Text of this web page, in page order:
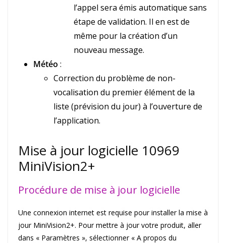
l’appel sera émis automatique sans
étape de validation. Il en est de
même pour la création d’un
nouveau message.
Météo :
Correction du problème de non-
vocalisation du premier élément de la
liste (prévision du jour) à l’ouverture de
l’application.
Mise à jour logicielle 10969
MiniVision2+
Procédure de mise à jour logicielle
Une connexion internet est requise pour installer la mise à
jour MiniVision2+. Pour mettre à jour votre produit, aller
dans « Paramètres », sélectionner « A propos du